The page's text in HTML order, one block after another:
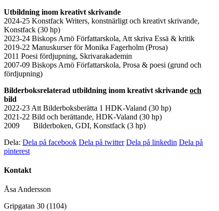
Utbildning inom kreativt skrivande
2024-25 Konstfack Writers, konstnärligt och kreativt skrivande,
Konstfack (30 hp)
2023-24 Biskops Arnö Författarskola, Att skriva Essä & kritik
2019-22 Manuskurser för Monika Fagerholm (Prosa)
2011 Poesi fördjupning, Skrivarakademin
2007-09 Biskops Arnö Författarskola, Prosa & poesi (grund och
fördjupning)
Bilderboksrelaterad utbildning inom kreativt skrivande och
bild
2022-23 Att Bilderboksberätta 1 HDK-Valand (30 hp)
2021-22 Bild och berättande, HDK-Valand (30 hp)
2009 Bilderboken, GDI, Konstfack (3 hp)
Dela: Dela på facebook Dela på twitter Dela på linkedin Dela på
pinterest
Kontakt
Åsa Andersson
Gripgatan 30 (1104)